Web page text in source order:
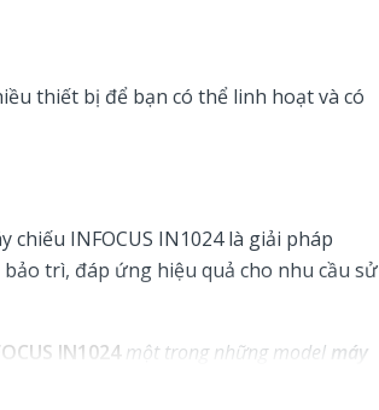
thiết bị để bạn có thể linh hoạt và có
INFOCUS IN1024 là giải pháp
trì, đáp ứng hiệu quả cho nhu cầu sử
IN1024 một trong những model máy
của bạn.